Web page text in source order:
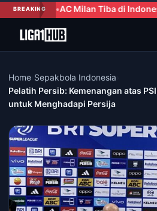
BREAKING
Tiba di Indonesia, Agenda
Home Sepakbola Indonesia
Pelatih Persib: Kemenangan atas
untuk Menghadapi Persija